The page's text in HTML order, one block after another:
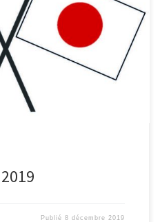
Japon qui s’est déroulé au mois
Publié8 décembre 2019